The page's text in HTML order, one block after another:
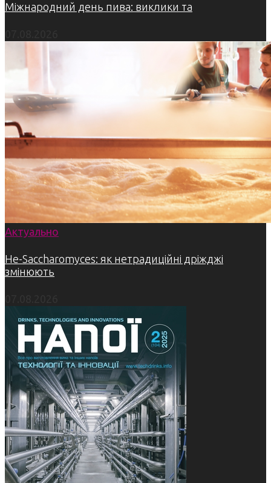
Міжнародний день пива: виклики та
Актуально
Не-Saccharomyces: як нетрадиційні дріжджі
змінюють